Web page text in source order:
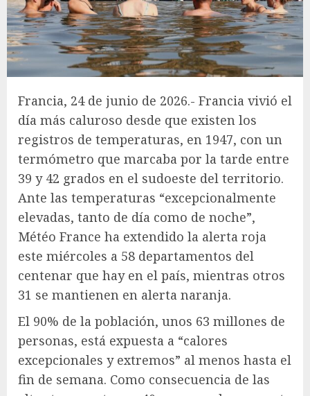
Francia, 24 de junio de 2026.- Francia vivió el
día más caluroso desde que existen los
registros de temperaturas, en 1947, con un
termómetro que marcaba por la tarde entre
39 y 42 grados en el sudoeste del territorio.
Ante las temperaturas “excepcionalmente
elevadas, tanto de día como de noche”,
Météo France ha extendido la alerta roja
este miércoles a 58 departamentos del
centenar que hay en el país, mientras otros
31 se mantienen en alerta naranja.
El 90% de la población, unos 63 millones de
personas, está expuesta a “calores
excepcionales y extremos” al menos hasta el
fin de semana. Como consecuencia de las